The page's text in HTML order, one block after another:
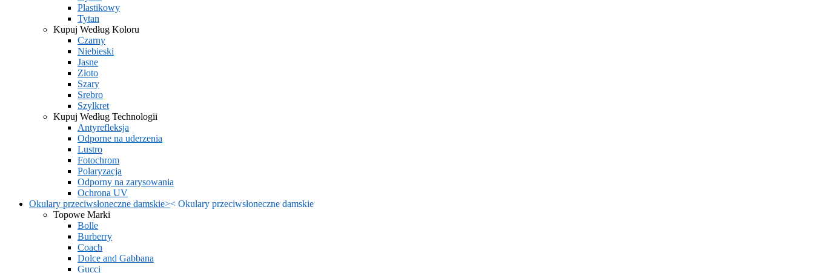
Plastikowy
Tytan
Kupuj Według Koloru
Czarny
Niebieski
Jasne
Złoto
Szary
Srebro
Szylkret
Kupuj Według Technologii
Antyrefleksja
Odporne na uderzenia
Lustro
Fotochrom
Polaryzacja
Odporny na zarysowania
Ochrona UV
Okulary przeciwsłoneczne damskie>< Okulary przeciwsłoneczne damskie
Topowe Marki
Bolle
Burberry
Coach
Dolce and Gabbana
Gucci